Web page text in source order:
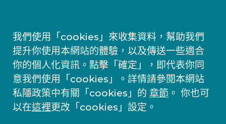
我們使用「cookies」來收集資料，幫助我們
提升你使用本網站的體驗，以及傳送一些適合
你的個人化資訊。點擊「確定」，即代表你同
意我們使用「cookies」。詳情請參閱本網站
私隱政策中有關「cookies」的 章節 。 你也可
以在這裡更改「cookies」設定。